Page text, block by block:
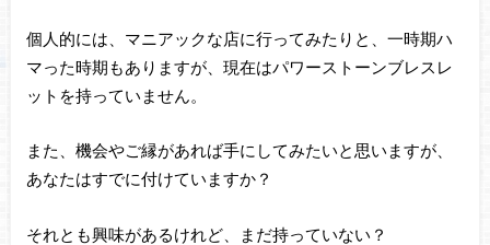
個人的には、マニアックな店に行ってみたりと、一時期ハ
マった時期もありますが、現在はパワーストーンブレスレ
ットを持っていません。
また、機会やご縁があれば手にしてみたいと思いますが、
あなたはすでに付けていますか？
それとも興味があるけれど、まだ持っていない？